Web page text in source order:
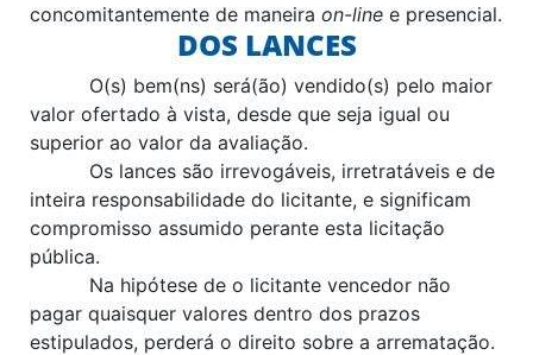
concomitantemente de maneira on-line e presencial.
DOS LANCES
O(s) bem(ns) será(ão) vendido(s) pelo maior
valor ofertado à vista, desde que seja igual ou
superior ao valor da avaliação.
Os lances são irrevogáveis, irretratáveis e de
inteira responsabilidade do licitante, e significam
compromisso assumido perante esta licitação
pública.
Na hipótese de o licitante vencedor não
pagar quaisquer valores dentro dos prazos
estipulados, perderá o direito sobre a arrematação.